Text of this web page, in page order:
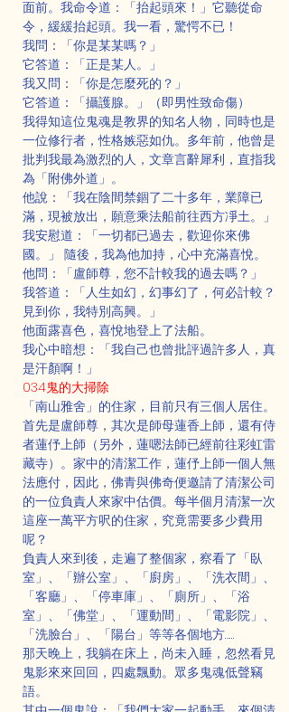
面前。我命令道：「抬起頭來！」它聽從命
令，緩緩抬起頭。我一看，驚愕不已！
我問：「你是某某嗎？」
它答道：「正是某人。」
我又問：「你是怎麼死的？」
它答道：「攝護腺。」（即男性致命傷）
我得知這位鬼魂是教界的知名人物，同時也是
一位修行者，性格嫉惡如仇。多年前，他曾是
批判我最為激烈的人，文章言辭犀利，直指我
為「附佛外道」。
他說：「我在陰間禁錮了二十多年，業障已
滿，現被放出，願意乘法船前往西方凈土。」
我安慰道：「一切都已過去，歡迎你來佛
國。」 隨後，我為他加持，心中充滿喜悅。
他問：「盧師尊，您不計較我的過去嗎？」
我答道：「人生如幻，幻事幻了，何必計較？
見到你，我特別高興。」
他面露喜色，喜悅地登上了法船。
我心中暗想：「我自己也曾批評過許多人，真
是汗顏啊！」
034鬼的大掃除
「南山雅舍」的住家，目前只有三個人居住。
首先是盧師尊，其次是師母蓮香上師，還有侍
者蓮伃上師（另外，蓮嗯法師已經前往彩虹雷
藏寺）。家中的清潔工作，蓮伃上師一個人無
法應付，因此，佛青與佛奇便邀請了清潔公司
的一位負責人來家中估價。每半個月清潔一次
這座一萬平方呎的住家，究竟需要多少費用
呢？
負責人來到後，走遍了整個家，察看了「臥
室」、「辦公室」、「廚房」、「洗衣間」、
「客廳」、「停車庫」、「廁所」、「浴
室」、「佛堂」、「運動間」、「電影院」、
「洗臉台」、「陽台」等等各個地方……
那天晚上，我躺在床上，尚未入睡，忽然看見
鬼影來來回回，四處飄動。眾多鬼魂低聲竊
語。